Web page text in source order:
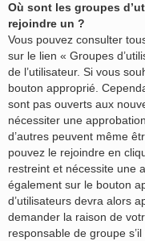
Où sont les groupes
rejoindre un ?
Vous pouvez consulter
sur le lien « Groupes
de l’utilisateur. Si vous
bouton approprié.
sont pas ouverts aux
nécessiter une
d’autres peuvent même
pouvez le rejoindre en
restreint et nécessite une
également sur le bouton
d’utilisateurs devra alors
demander la raison de
responsable de groupe